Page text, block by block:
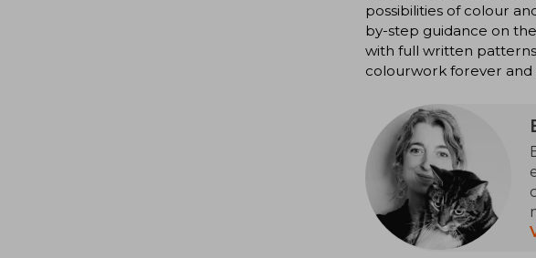
possibilities of colour
by-step guidance on
with full written
colourwork forever and